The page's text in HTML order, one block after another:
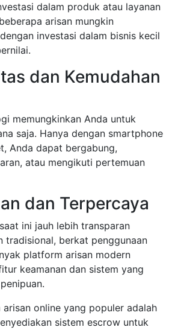
dalam produk atau layanan
arisan mungkin
investasi dalam bisnis kecil
dan Kemudahan
memungkinkan Anda untuk
saja. Hanya dengan smartphone
Anda dapat bergabung,
atau mengikuti pertemuan
dan Terpercaya
ini jauh lebih transparan
tradisional, berkat penggunaan
platform arisan modern
keamanan dan sistem yang
online yang populer adalah
sistem escrow untuk